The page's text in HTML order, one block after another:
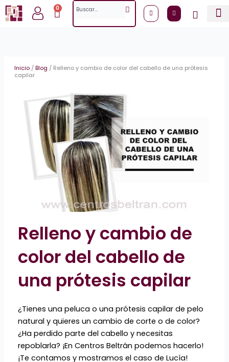
al
0
CartSearch
Inicio/Blog / Relleno y cambio de color del cabello de una prótesis
capilar
Relleno y cambio de
color del cabello de
una prótesis capilar
¿Tienes una peluca o una prótesis capilar de pelo
natural y quieres un cambio de corte o de color?
¿Ha perdido parte del cabello y necesitas
repoblarla? ¡En Centros Beltrán podemos hacerlo!
¡Te contamos y mostramos el caso de Lucía!